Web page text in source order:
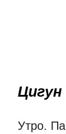
Цигун
Утро.